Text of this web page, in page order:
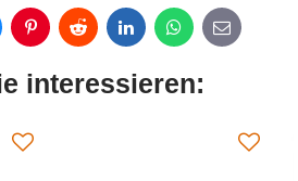
PinterestReddit LinkedInWhatsApp
E-
mail
interessieren: